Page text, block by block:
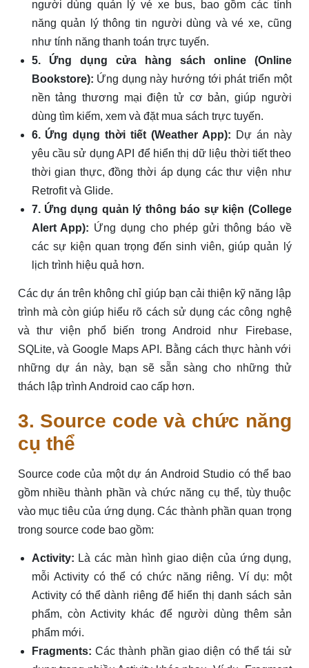
người dùng quản lý vé xe bus, bao gồm các tính
năng quản lý thông tin người dùng và vé xe, cũng
như tính năng thanh toán trực tuyến.
5. Ứng dụng cửa hàng sách online (Online
Bookstore): Ứng dụng này hướng tới phát triển một
nền tảng thương mại điện tử cơ bản, giúp người
dùng tìm kiếm, xem và đặt mua sách trực tuyến.
6. Ứng dụng thời tiết (Weather App): Dự án này
yêu cầu sử dụng API để hiển thị dữ liệu thời tiết theo
thời gian thực, đồng thời áp dụng các thư viện như
Retrofit và Glide.
7. Ứng dụng quản lý thông báo sự kiện (College
Alert App): Ứng dụng cho phép gửi thông báo về
các sự kiện quan trọng đến sinh viên, giúp quản lý
lịch trình hiệu quả hơn.
Các dự án trên không chỉ giúp bạn cải thiện kỹ năng lập
trình mà còn giúp hiểu rõ cách sử dụng các công nghệ
và thư viện phổ biến trong Android như Firebase,
SQLite, và Google Maps API. Bằng cách thực hành với
những dự án này, bạn sẽ sẵn sàng cho những thử
thách lập trình Android cao cấp hơn.
3. Source code và chức năng
cụ thể
Source code của một dự án Android Studio có thể bao
gồm nhiều thành phần và chức năng cụ thể, tùy thuộc
vào mục tiêu của ứng dụng. Các thành phần quan trọng
trong source code bao gồm:
Activity: Là các màn hình giao diện của ứng dụng,
mỗi Activity có thể có chức năng riêng. Ví dụ: một
Activity có thể dành riêng để hiển thị danh sách sản
phẩm, còn Activity khác để người dùng thêm sản
phẩm mới.
Fragments: Các thành phần giao diện có thể tái sử